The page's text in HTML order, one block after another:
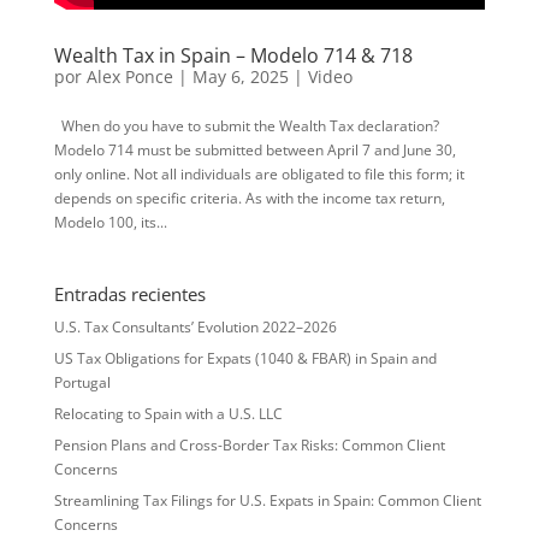
Wealth Tax in Spain – Modelo 714 & 718
por Alex Ponce | May 6, 2025| Video
When do you have to submit the Wealth Tax declaration?
Modelo 714 must be submitted between April 7 and June 30,
only online. Not all individuals are obligated to file this form; it
depends on specific criteria. As with the income tax return,
Modelo 100, its...
Entradas recientes
U.S. Tax Consultants’ Evolution 2022–2026
US Tax Obligations for Expats (1040 & FBAR) in Spain and
Portugal
Relocating to Spain with a U.S. LLC
Pension Plans and Cross-Border Tax Risks: Common Client
Concerns
Streamlining Tax Filings for U.S. Expats in Spain: Common Client
Concerns